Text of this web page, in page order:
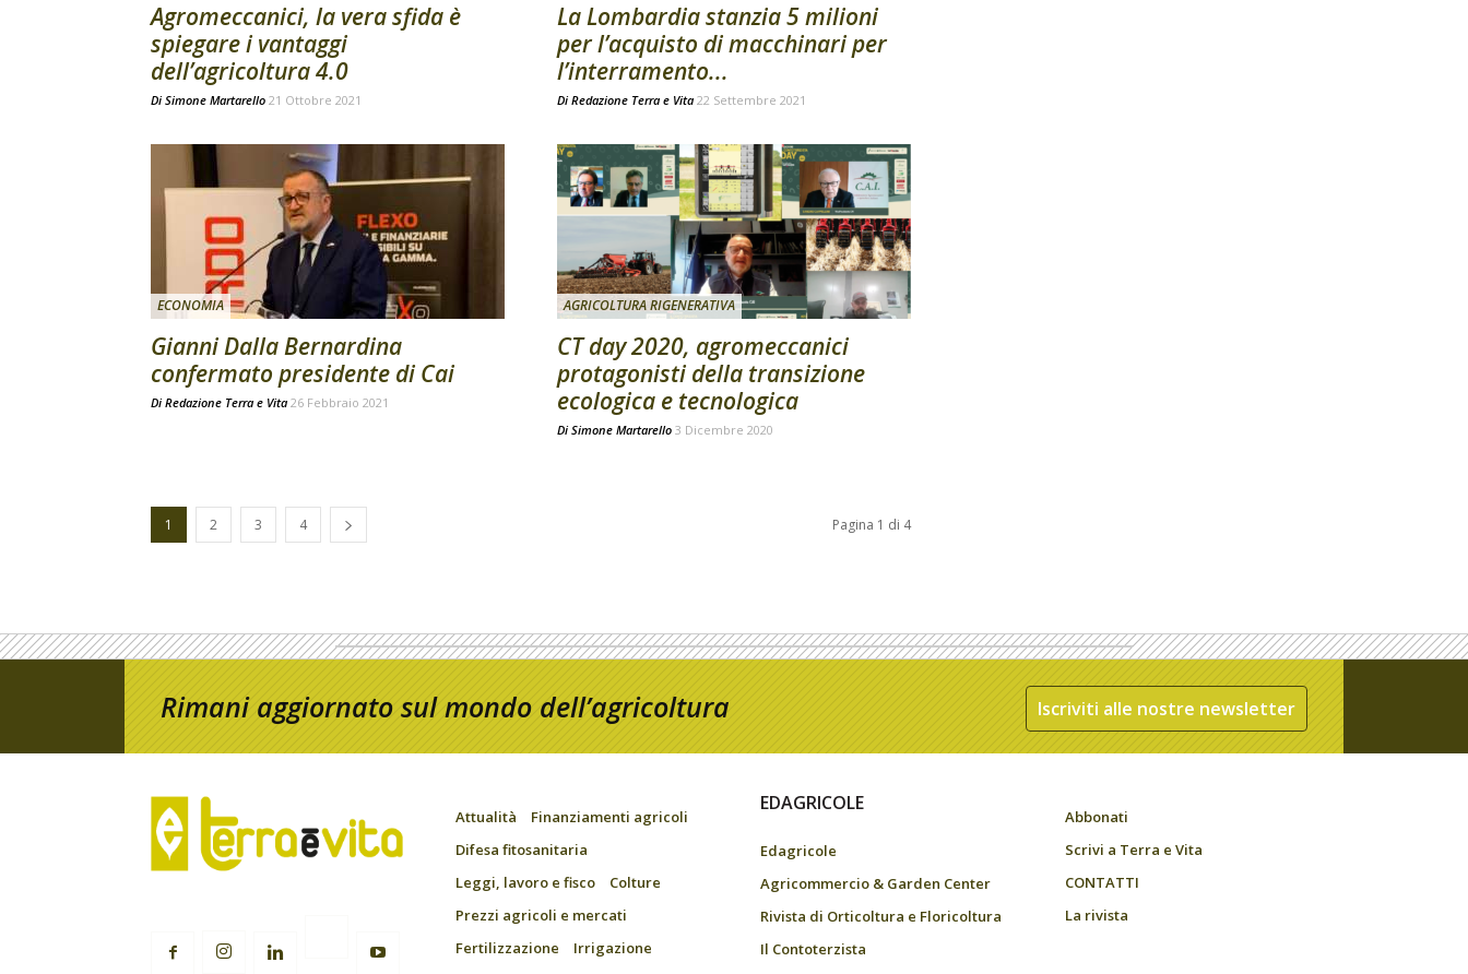
Agromeccanici, la vera sfida è
spiegare i vantaggi
dell’agricoltura 4.0
Di Simone Martarello 21 Ottobre 2021
La Lombardia stanzia 5 milioni
per l’acquisto di macchinari per
l’interramento...
Di Redazione Terra e Vita 22 Settembre 2021
ECONOMIA
Gianni Dalla Bernardina
confermato presidente di Cai
Di Redazione Terra e Vita 26 Febbraio 2021
AGRICOLTURA RIGENERATIVA
CT day 2020, agromeccanici
protagonisti della transizione
ecologica e tecnologica
Di Simone Martarello 3 Dicembre 2020
1 2 3 4 Pagina 1 di 4
Rimani aggiornato sul mondo dell’agricoltura Iscriviti alle nostre newsletter
Attualità
Finanziamenti agricoli
Difesa fitosanitaria
Leggi, lavoro e fisco
Colture
Prezzi agricoli e mercati
Fertilizzazione
Irrigazione
EDAGRICOLE
Edagricole
Agricommercio & Garden Center
Rivista di Orticoltura e Floricoltura
Il Contoterzista
Abbonati
Scrivi a Terra e Vita
CONTATTI
La rivista